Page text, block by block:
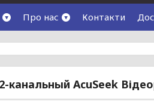
Про нас Контакти
канальный AcuSeek